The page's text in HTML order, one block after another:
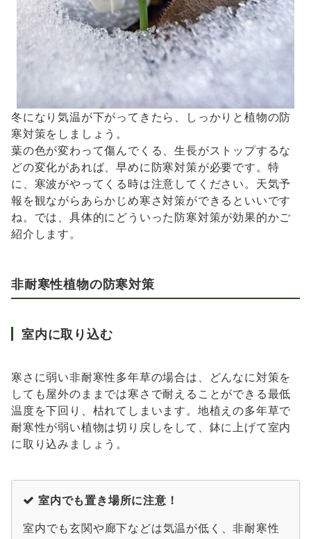
冬になり気温が下がってきたら、しっかりと植物の防
寒対策をしましょう。
葉の色が変わって傷んでくる、生長がストップするな
どの変化があれば、早めに防寒対策が必要です。特
に、寒波がやってくる時は注意してください。天気予
報を観ながらあらかじめ寒さ対策ができるといいです
ね。では、具体的にどういった防寒対策が効果的かご
紹介します。
非耐寒性植物の防寒対策
室内に取り込む
寒さに弱い非耐寒性多年草の場合は、どんなに対策を
しても屋外のままでは寒さで耐えることができる最低
温度を下回り、枯れてしまいます。地植えの多年草で
耐寒性が弱い植物は切り戻しをして、鉢に上げて室内
に取り込みましょう。
室内でも置き場所に注意！
室内でも玄関や廊下などは気温が低く、非耐寒性